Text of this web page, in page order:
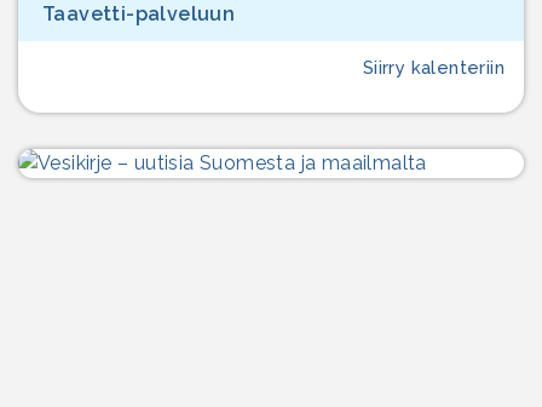
Taavetti-palveluun
Siirry kalenteriin